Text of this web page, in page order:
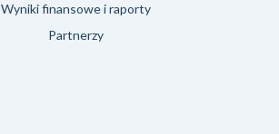
Wyniki finansowe i raporty
Partnerzy